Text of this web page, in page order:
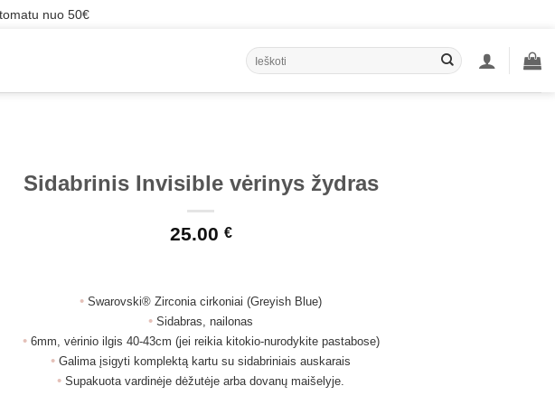
nuo 50€
Ieškoti:
Sidabrinis Invisible vėrinys žydras
25.00 €
• Swarovski® Zirconia cirkoniai (Greyish Blue)
• Sidabras, nailonas
• 6mm, vėrinio ilgis 40-43cm (jei reikia kitokio-nurodykite pastabose)
• Galima įsigyti komplektą kartu su sidabriniais auskarais
• Supakuota vardinėje dėžutėje arba dovanų maišelyje.